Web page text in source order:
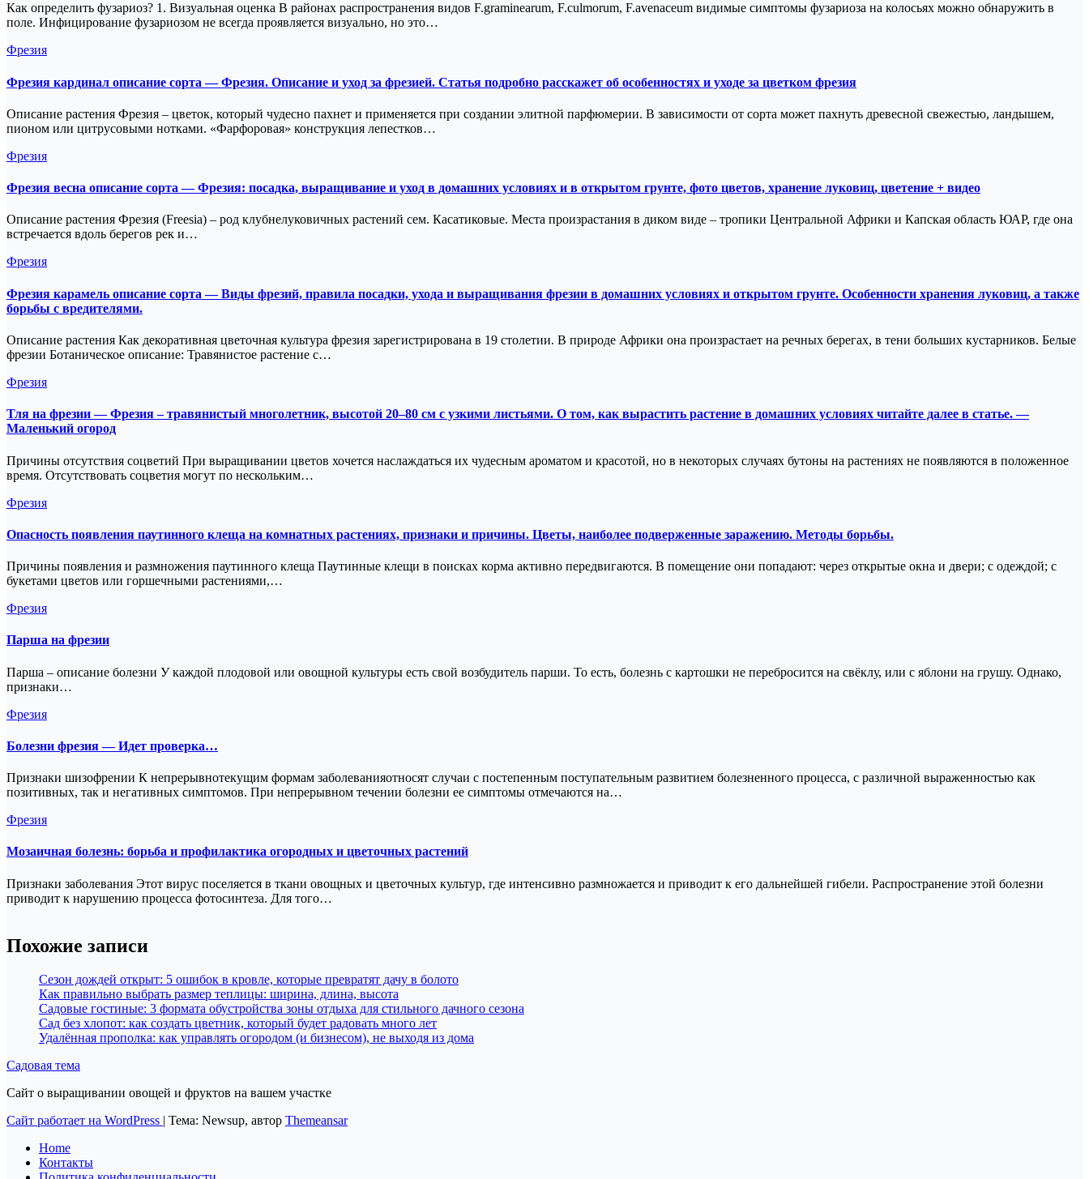
Как определить фузариоз? 1. Визуальная оценка В районах распространения видов F.graminearum, F.culmorum, F.avenaceum видимые симптомы фузариоза на колосьях можно обнаружить в
поле. Инфицирование фузариозом не всегда проявляется визуально, но это…
Фрезия
Фрезия кардинал описание сорта — Фрезия. Описание и уход за фрезией. Статья подробно расскажет об особенностях и уходе за цветком фрезия
Описание растения Фрезия – цветок, который чудесно пахнет и применяется при создании элитной парфюмерии. В зависимости от сорта может пахнуть древесной свежестью, ландышем,
пионом или цитрусовыми нотками. «Фарфоровая» конструкция лепестков…
Фрезия
Фрезия весна описание сорта — Фрезия: посадка, выращивание и уход в домашних условиях и в открытом грунте, фото цветов, хранение луковиц, цветение + видео
Описание растения Фрезия (Freesia) – род клубнелуковичных растений сем. Касатиковые. Места произрастания в диком виде – тропики Центральной Африки и Капская область ЮАР, где она
встречается вдоль берегов рек и…
Фрезия
Фрезия карамель описание сорта — Виды фрезий, правила посадки, ухода и выращивания фрезии в домашних условиях и открытом грунте. Особенности хранения луковиц, а также
борьбы с вредителями.
Описание растения Как декоративная цветочная культура фрезия зарегистрирована в 19 столетии. В природе Африки она произрастает на речных берегах, в тени больших кустарников. Белые
фрезии Ботаническое описание: Травянистое растение с…
Фрезия
Тля на фрезии — Фрезия – травянистый многолетник, высотой 20–80 см с узкими листьями. О том, как вырастить растение в домашних условиях читайте далее в статье. —
Маленький огород
Причины отсутствия соцветий При выращивании цветов хочется наслаждаться их чудесным ароматом и красотой, но в некоторых случаях бутоны на растениях не появляются в положенное
время. Отсутствовать соцветия могут по нескольким…
Фрезия
Опасность появления паутинного клеща на комнатных растениях, признаки и причины. Цветы, наиболее подверженные заражению. Методы борьбы.
Причины появления и размножения паутинного клеща Паутинные клещи в поисках корма активно передвигаются. В помещение они попадают: через открытые окна и двери; с одеждой; с
букетами цветов или горшечными растениями,…
Фрезия
Парша на фрезии
Парша – описание болезни У каждой плодовой или овощной культуры есть свой возбудитель парши. То есть, болезнь с картошки не перебросится на свёклу, или с яблони на грушу. Однако,
признаки…
Фрезия
Болезни фрезия — Идет проверка…
Признаки шизофрении К непрерывнотекущим формам заболеванияотносят случаи с постепенным поступательным развитием болезненного процесса, с различной выраженностью как
позитивных, так и негативных симптомов. При непрерывном течении болезни ее симптомы отмечаются на…
Фрезия
Мозаичная болезнь: борьба и профилактика огородных и цветочных растений
Признаки заболевания Этот вирус поселяется в ткани овощных и цветочных культур, где интенсивно размножается и приводит к его дальнейшей гибели. Распространение этой болезни
приводит к нарушению процесса фотосинтеза. Для того…
Похожие записи
Сезон дождей открыт: 5 ошибок в кровле, которые превратят дачу в болото
Как правильно выбрать размер теплицы: ширина, длина, высота
Садовые гостиные: 3 формата обустройства зоны отдыха для стильного дачного сезона
Сад без хлопот: как создать цветник, который будет радовать много лет
Удалённая прополка: как управлять огородом (и бизнесом), не выходя из дома
Садовая тема
Сайт о выращивании овощей и фруктов на вашем участке
Сайт работает на WordPress
Тема: Newsup, автор Themeansar
Home
Контакты